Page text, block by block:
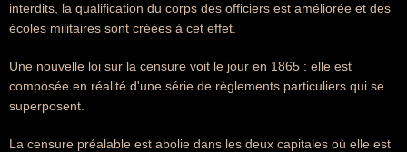
interdits, la qualification du corps des officiers est améliorée et des
écoles militaires sont créées à cet effet.
Une nouvelle loi sur la censure voit le jour en 1865 : elle est
composée en réalité d'une série de règlements particuliers qui se
superposent.
La censure préalable est abolie dans les deux capitales où elle est